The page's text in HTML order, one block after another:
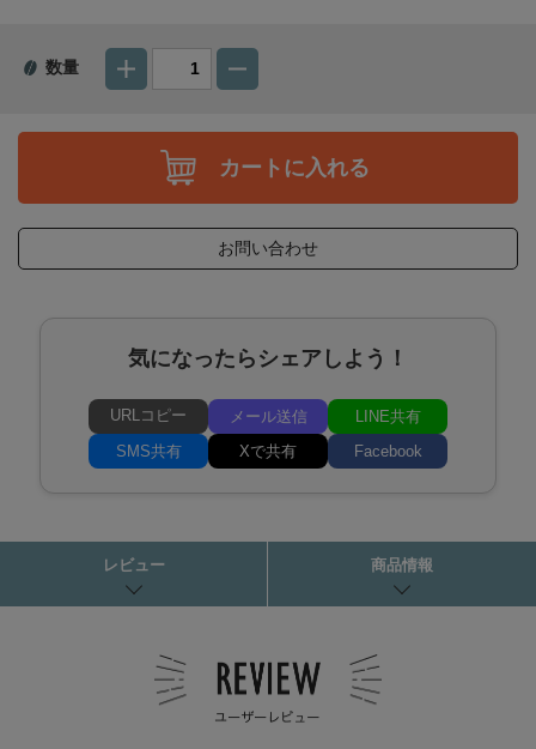
数量
カートに入れる
お問い合わせ
気になったらシェアしよう！
URLコピー メール送信
LINE共有
SMS共有
Xで共有 Facebook
レビュー 商品情報